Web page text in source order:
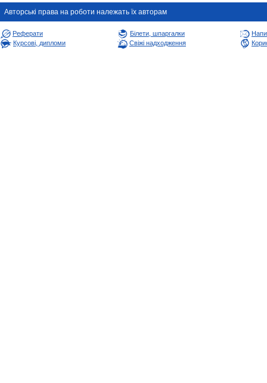
Авторськi права на роботи належать їх авторам
Реферати Білети, шпаргалки
Курсові, дипломи
Свіжі надходження